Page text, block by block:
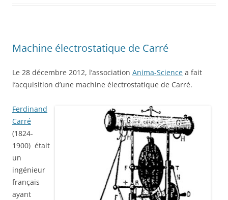
Machine électrostatique de Carré
Le 28 décembre 2012, l’association Anima-Science a fait
l’acquisition d’une machine électrostatique de Carré.
Ferdinand
Carré
(1824-
1900) était
un
ingénieur
français
ayant